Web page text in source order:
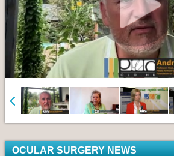
OCULAR SURGERY NEWS